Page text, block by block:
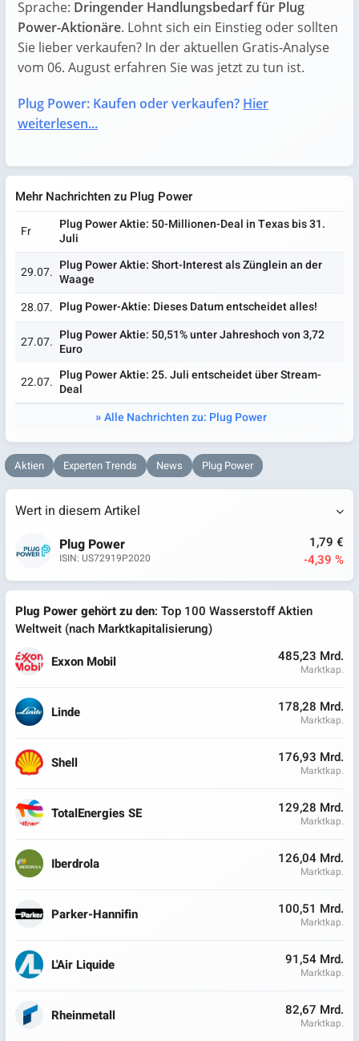
Sprache: Dringender Handlungsbedarf für Plug
Power-Aktionäre. Lohnt sich ein Einstieg oder sollten
Sie lieber verkaufen? In der aktuellen Gratis-Analyse
vom 06. August erfahren Sie was jetzt zu tun ist.
Plug Power: Kaufen oder verkaufen? Hier
weiterlesen...
Mehr Nachrichten zu Plug Power
Fr
Plug Power Aktie: 50-Millionen-Deal in Texas bis 31.
Juli
29.07. Plug Power Aktie: Short-Interest als Zünglein an der
Waage
28.07. Plug Power-Aktie: Dieses Datum entscheidet alles!
27.07. Plug Power Aktie: 50,51% unter Jahreshoch von 3,72
Euro
22.07. Plug Power Aktie: 25. Juli entscheidet über Stream-
Deal
Alle Nachrichten zu: Plug Power
Aktien Experten Trends News Plug Power
Wert in diesem Artikel
Plug Power
ISIN: US72919P2020
1,79 €
-4,39 %
Plug Power gehört zu den: Top 100 Wasserstoff Aktien
Weltweit (nach Marktkapitalisierung)
Exxon Mobil
485,23 Mrd.
Marktkap.
Linde 178,28 Mrd.
Marktkap.
Shell 176,93 Mrd.
Marktkap.
TotalEnergies SE 129,28 Mrd.
Marktkap.
Iberdrola 126,04 Mrd.
Marktkap.
Parker-Hannifin 100,51 Mrd.
Marktkap.
L'Air Liquide 91,54 Mrd.
Marktkap.
Rheinmetall 82,67 Mrd.
Marktkap.